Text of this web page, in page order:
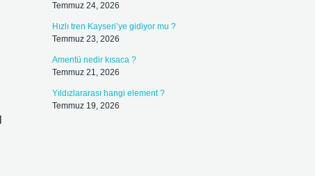
Temmuz 24, 2026
Hızlı tren Kayseri’ye gidiyor mu ?
Temmuz 23, 2026
Amentü nedir kısaca ?
Temmuz 21, 2026
Yıldızlararası hangi element ?
Temmuz 19, 2026